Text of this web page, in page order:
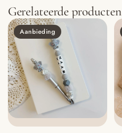
Gerelateerde producten
Aanbieding